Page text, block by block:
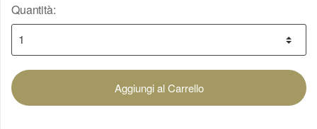
Quantità:
Aggiungi al Carrello